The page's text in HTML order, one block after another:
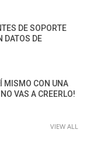
DE SOPORTE
DATOS DE
MISMO CON UNA
VAS A CREERLO!
VIEW ALL